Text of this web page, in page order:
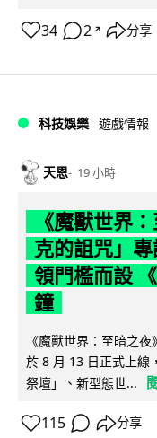
34 2 ↗ 分享
科技娛樂 遊戲情報
天恩 19 小時
《魔獸世界
克的詛咒」
領門檻而設
鐘
《魔獸世界：至暗之
於 8 月 13 日正式上線
祭壇」、新型態世...
115 分享